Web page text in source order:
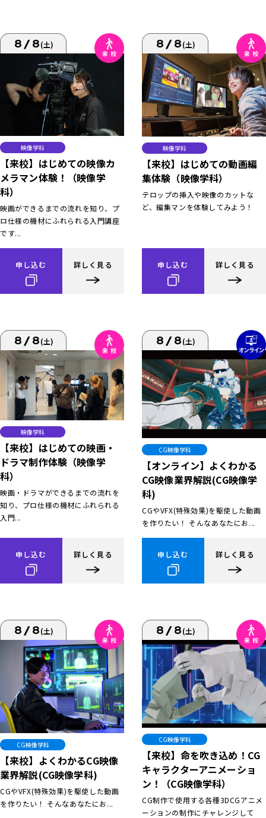
8/8(土)
映像学科
【来校】はじめての映像カ
メラマン体験！（映像学
科）
映画ができるまでの流れを知り、プ
ロ仕様の機材にふれられる入門講座
です...
申し込む 詳しく見る
8/8(土)
映像学科
【来校】はじめての動画編
集体験（映像学科）
テロップの挿入や映像のカットな
ど、編集マンを体験してみよう！
申し込む 詳しく見る
8/8(土)
映像学科
【来校】はじめての映画・
ドラマ制作体験（映像学
科）
映画・ドラマができるまでの流れを
知り、プロ仕様の機材にふれられる
入門...
申し込む 詳しく見る
8/8(土)
CG映像学科
【オンライン】よくわかる
CG映像業界解説(CG映像学
科)
CGやVFX(特殊効果)を駆使した動画
を作りたい！ そんなあなたにお...
申し込む 詳しく見る
8/8(土)
CG映像学科
【来校】よくわかるCG映像
業界解説(CG映像学科)
CGやVFX(特殊効果)を駆使した動画
を作りたい！ そんなあなたにお...
8/8(土)
CG映像学科
【来校】命を吹き込め！CG
キャラクターアニメーショ
ン！（CG映像学科）
CG制作で使用する各種3DCGアニメ
ーションの制作にチャレンジして